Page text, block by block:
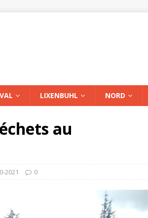
LIXENBUHL NORD
au
2021 0